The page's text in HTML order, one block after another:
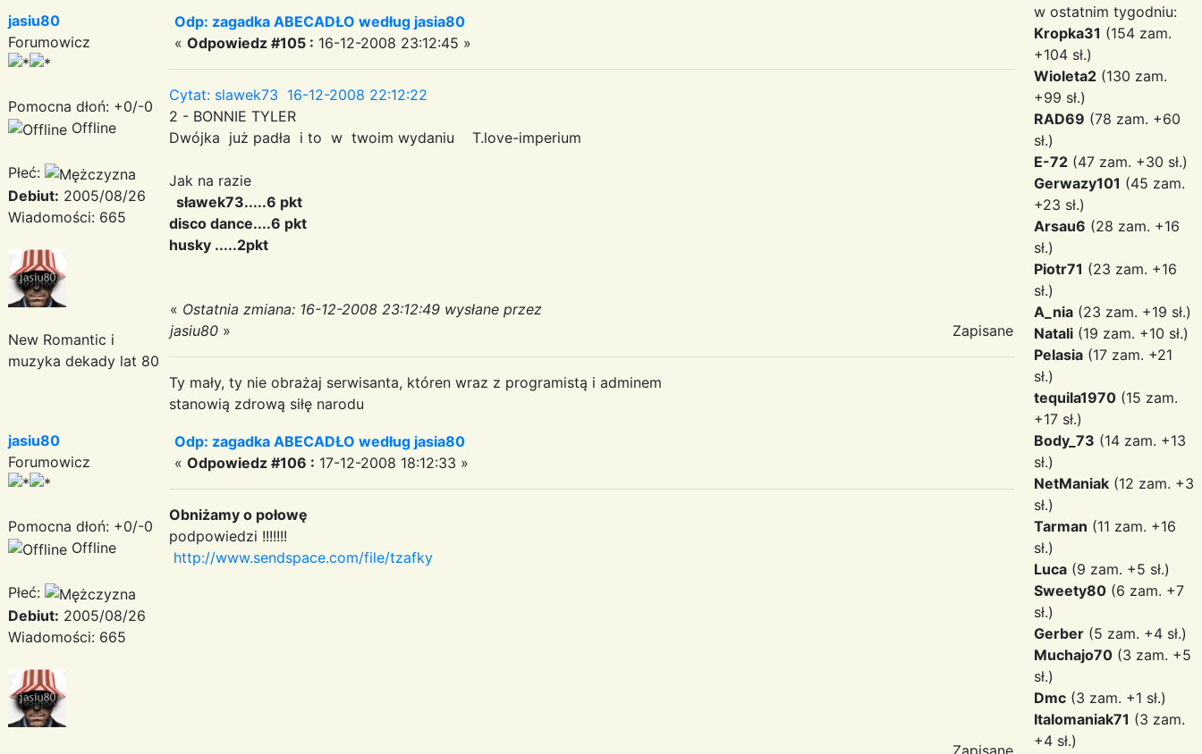
jasiu80
Forumowicz
Pomocna dłoń: +0/-0
Offline
Płeć:
Debiut: 2005/08/26
Wiadomości: 665
New Romantic i
muzyka dekady lat 80
Odp: zagadka ABECADŁO według jasia80
« Odpowiedz #105 : 16-12-2008 23:12:45 »
Cytat: slawek73 16-12-2008 22:12:22
2 - BONNIE TYLER
Dwójka już padła i to w twoim wydaniu T.love-imperium
Jak na razie
sławek73.....6 pkt
disco dance....6 pkt
husky .....2pkt
« Ostatnia zmiana: 16-12-2008 23:12:49 wysłane przez
jasiu80 » Zapisane
Ty mały, ty nie obrażaj serwisanta, któren wraz z programistą i adminem
stanowią zdrową siłę narodu
jasiu80
Forumowicz
Pomocna dłoń: +0/-0
Offline
Płeć:
Debiut: 2005/08/26
Wiadomości: 665
Odp: zagadka ABECADŁO według jasia80
« Odpowiedz #106 : 17-12-2008 18:12:33 »
Obniżamy o połowę
podpowiedzi !!!!!!!
http://www.sendspace.com/file/tzafky
Zapisane
w ostatnim tygodniu:
Kropka31 (154 zam.
+104 sł.)
Wioleta2 (130 zam.
+99 sł.)
RAD69 (78 zam. +60
sł.)
E-72 (47 zam. +30 sł.)
Gerwazy101 (45 zam.
+23 sł.)
Arsau6 (28 zam. +16
sł.)
Piotr71 (23 zam. +16
sł.)
A_nia (23 zam. +19 sł.)
Natali (19 zam. +10 sł.)
Pelasia (17 zam. +21
sł.)
tequila1970 (15 zam.
+17 sł.)
Body_73 (14 zam. +13
sł.)
NetManiak (12 zam. +3
sł.)
Tarman (11 zam. +16
sł.)
Luca (9 zam. +5 sł.)
Sweety80 (6 zam. +7
sł.)
Gerber (5 zam. +4 sł.)
Muchajo70 (3 zam. +5
sł.)
Dmc (3 zam. +1 sł.)
Italomaniak71 (3 zam.
+4 sł.)